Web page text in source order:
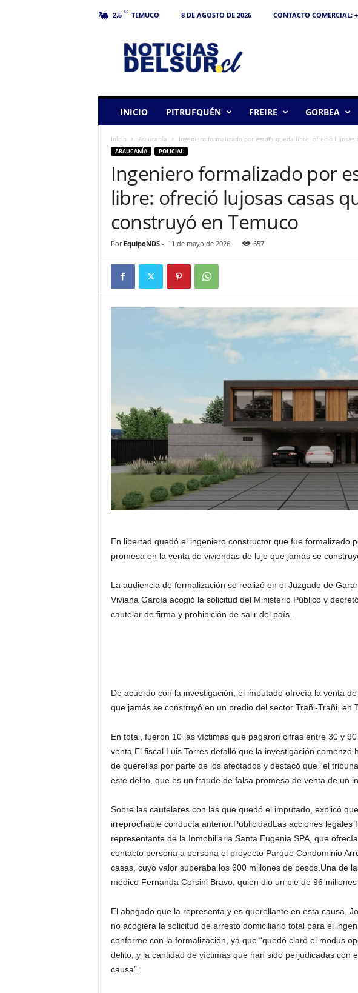
2.5 C TEMUCO 8 DE AGOSTO DE 2026 CONTACTO COMERCIAL:
INICIO PITRUFQUÉN FREIRE GORBEA
Inicio Araucanía Ingeniero formalizado por estafa queda libre: ofreció lujosas
ARAUCANÍA POLICIAL
Ingeniero formalizado por
libre: ofreció lujosas casas
construyó en Temuco
Por EquipoNDS- 11 de mayo de 2026 657
En libertad quedó el ingeniero constructor que fue formalizado
promesa en la venta de viviendas de lujo que jamás se
La audiencia de formalización se realizó en el Juzgado de
Viviana García acogió la solicitud del Ministerio Público y
cautelar de firma y prohibición de salir del país.
De acuerdo con la investigación, el imputado ofrecía la venta
que jamás se construyó en un predio del sector Trañi-Trañi, en
En total, fueron 10 las víctimas que pagaron cifras entre 30 y
venta.El fiscal Luis Torres detalló que la investigación comenzó
de querellas por parte de los afectados y destacó que “el
este delito, que es un fraude de falsa promesa de venta de un
Sobre las cautelares con las que quedó el imputado, explicó
irreprochable conducta anterior.PublicidadLas acciones legales
representante de la Inmobiliaria Santa Eugenia SPA, que
contacto persona a persona el proyecto Parque Condominio
casas, cuyo valor superaba los 600 millones de pesos.Una de
médico Fernanda Corsini Bravo, quien dio un pie de 96
El abogado que la representa y es querellante en esta causa,
no acogiera la solicitud de arresto domiciliario total para el
conforme con la formalización, ya que “quedó claro el modus
delito, y la cantidad de víctimas que han sido perjudicadas con
causa”.